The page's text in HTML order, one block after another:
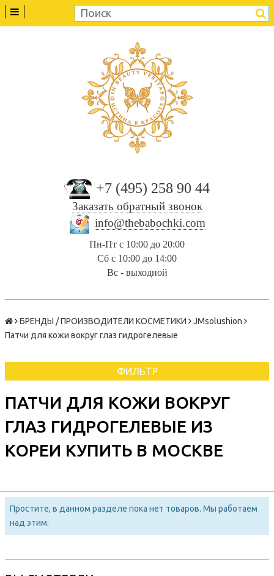
+7 (495) 258 90 44
Заказать обратный звонок
info@thebabochki.com
Пн-Пт с 10:00 до 20:00
Сб с 10:00 до 14:00
Вс - выходной
БРЕНДЫ / ПРОИЗВОДИТЕЛИ КОСМЕТИКИ
JMsolushion
Патчи для кожи вокруг глаз гидрогелевые
ФИЛЬТР
ПАТЧИ ДЛЯ КОЖИ ВОКРУГ
ГЛАЗ ГИДРОГЕЛЕВЫЕ ИЗ
КОРЕИ КУПИТЬ В МОСКВЕ
Простите, в данном разделе пока нет товаров. Мы работаем
над этим.